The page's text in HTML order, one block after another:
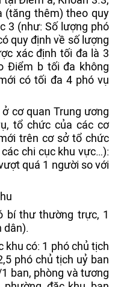
(tăng thêm) theo quy
3 (như: Số lượng phó
quy định về số lượng
xác định tối đa là 3
Điểm b tối đa không
có tối đa 4 phó vụ
cơ quan Trung ương
tổ chức của các cơ
trên cơ sở tổ chức
chi cục khu vực…):
quá 1 người so với
bí thư thường trực, 1
dân).
khu có: 1 phó chủ tịch
phó chủ tịch uỷ ban
ban, phòng và tương